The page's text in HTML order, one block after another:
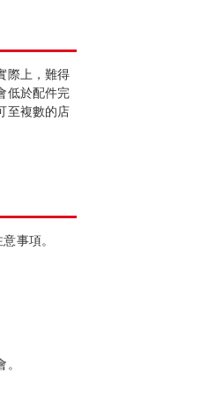
際上，難得
低於配件完
至複數的店
事項。